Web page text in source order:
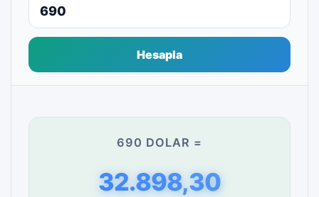
Hesapla
690 DOLAR =
32.898,30